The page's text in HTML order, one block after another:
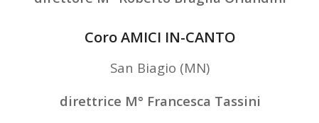
Coro AMICI IN-CANTO
San Biagio (MN)
direttrice M° Francesca Tassini